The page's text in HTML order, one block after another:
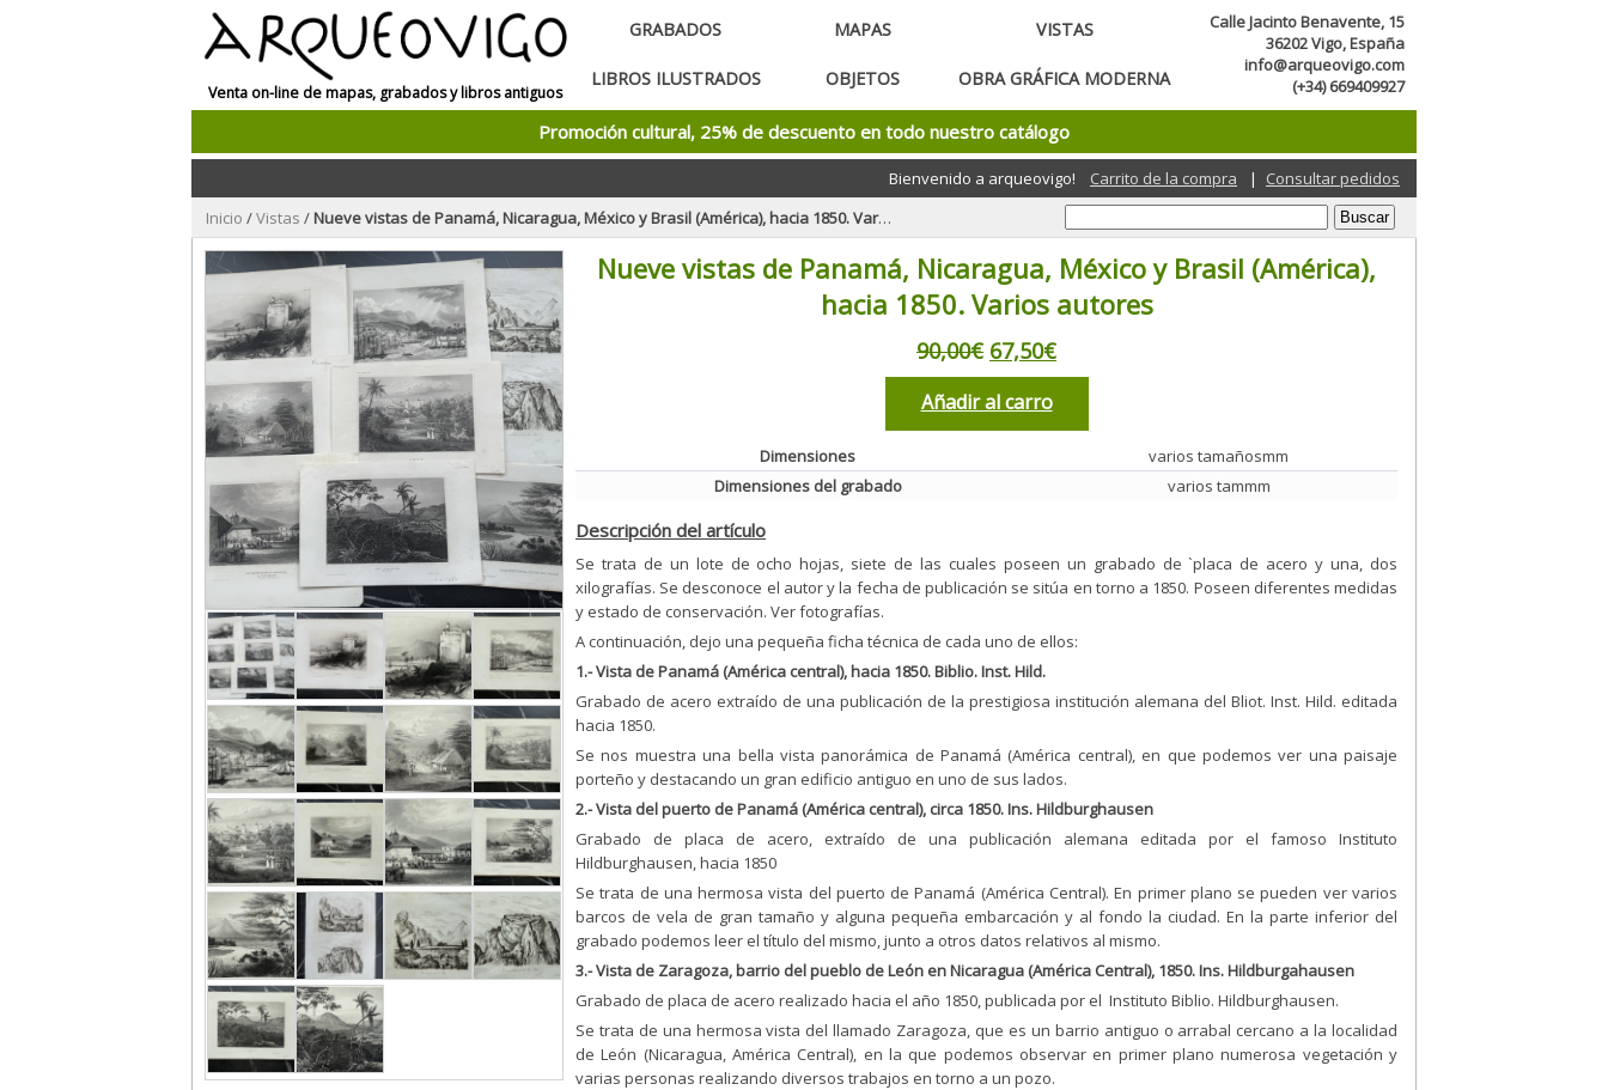
Venta on-line de mapas, grabados y libros antiguos
GRABADOS MAPAS VISTAS
LIBROS ILUSTRADOS OBJETOS OBRA GRÁFICA MODERNA
Calle Jacinto Benavente, 15
36202 Vigo, España
info@arqueovigo.com
(+34) 669409927
Promoción cultural, 25% de descuento en todo nuestro catálogo
Bienvenido a arqueovigo! Carrito de la compra |
Consultar pedidos
Inicio /Vistas /Nueve vistas de Panamá, Nicaragua, México y Brasil (América), hacia 1850. Varios autores
Nueve vistas de Panamá, Nicaragua, México y Brasil (América),
hacia 1850. Varios autores
90,00€ 67,50€
Añadir al carro
Dimensiones
varios tamañosmm
Dimensiones del grabado
varios tammm
Descripción del artículo
Se trata de un lote de ocho hojas, siete de las cuales poseen un grabado de `placa de acero y una, dos
xilografías. Se desconoce el autor y la fecha de publicación se sitúa en torno a 1850. Poseen diferentes medidas
y estado de conservación. Ver fotografías.
A continuación, dejo una pequeña ficha técnica de cada uno de ellos:
1.- Vista de Panamá (América central), hacia 1850. Biblio. Inst. Hild.
Grabado de acero extraído de una publicación de la prestigiosa institución alemana del Bliot. Inst. Hild. editada
hacia 1850.
Se nos muestra una bella vista panorámica de Panamá (América central), en que podemos ver una paisaje
porteño y destacando un gran edificio antiguo en uno de sus lados.
2.- Vista del puerto de Panamá (América central), circa 1850. Ins. Hildburghausen
Grabado de placa de acero, extraído de una publicación alemana editada por el famoso Instituto
Hildburghausen, hacia 1850
Se trata de una hermosa vista del puerto de Panamá (América Central). En primer plano se pueden ver varios
barcos de vela de gran tamaño y alguna pequeña embarcación y al fondo la ciudad. En la parte inferior del
grabado podemos leer el título del mismo, junto a otros datos relativos al mismo.
3.- Vista de Zaragoza, barrio del pueblo de León en Nicaragua (América Central), 1850. Ins. Hildburgahausen
Grabado de placa de acero realizado hacia el año 1850, publicada por el Instituto Biblio. Hildburghausen.
Se trata de una hermosa vista del llamado Zaragoza, que es un barrio antiguo o arrabal cercano a la localidad
de León (Nicaragua, América Central), en la que podemos observar en primer plano numerosa vegetación y
varias personas realizando diversos trabajos en torno a un pozo.